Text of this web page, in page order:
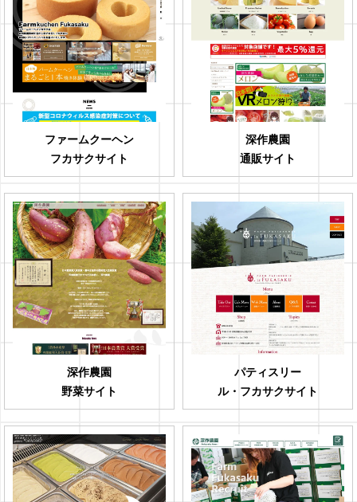
ファームクーヘン
フカサクサイト
深作農園
通販サイト
深作農園
野菜サイト
パティスリー
ル・フカサクサイト